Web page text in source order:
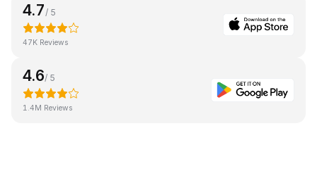
4.7 / 5
47K Reviews
4.6/ 5
1.4M Reviews